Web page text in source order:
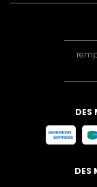
DES
DES